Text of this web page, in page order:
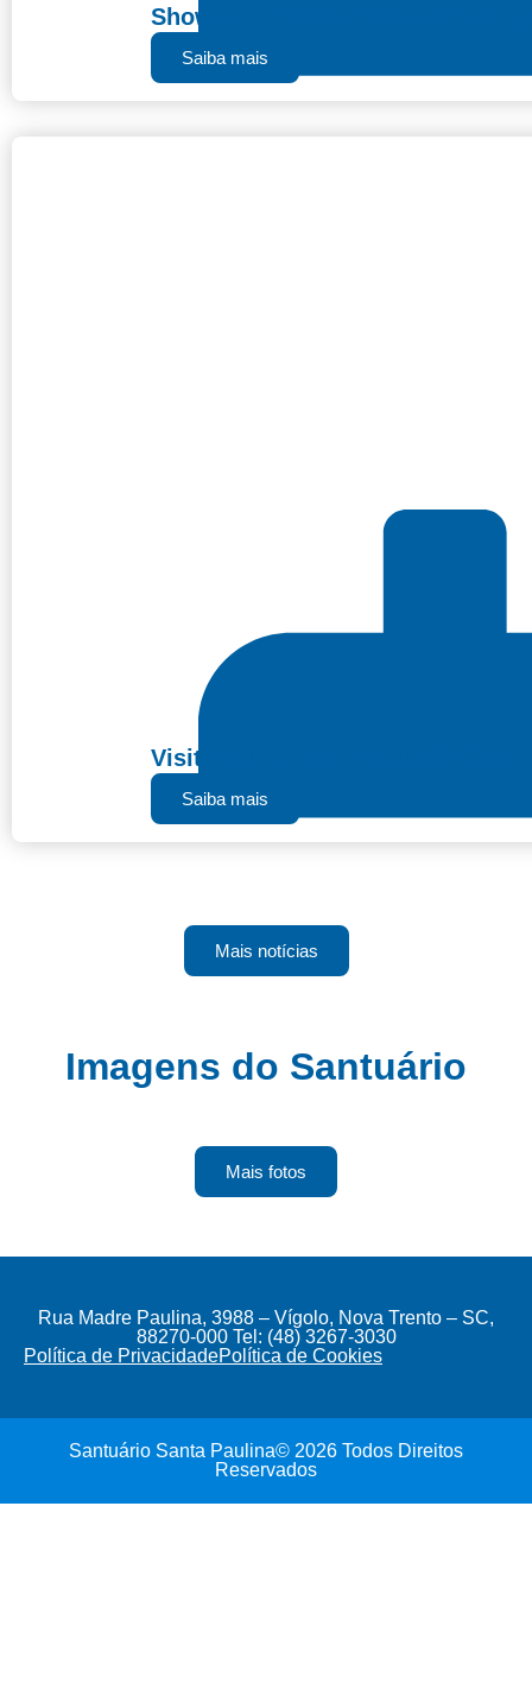
29 de julho de 2026
Show de Prêmios Solidário
Saiba mais
Visita Guiada no Santuário Santa
Saiba mais
Mais notícias
Imagens do Santuário
Mais fotos
Rua Madre Paulina, 3988 – Vígolo, Nova Trento – SC,
88270-000 Tel: (48) 3267-3030
Política de PrivacidadePolítica de Cookies
Santuário Santa Paulina© 2026 Todos Direitos
Reservados